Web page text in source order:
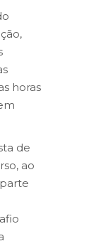
horas
de
ao